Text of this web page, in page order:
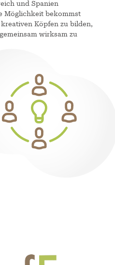
und Spanien
Möglichkeit bekommst
Köpfen zu bilden,
wirksam zu